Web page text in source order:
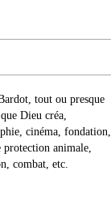
tout ou presque
Dieu créa,
cinéma, fondation,
protection animale,
combat, etc.